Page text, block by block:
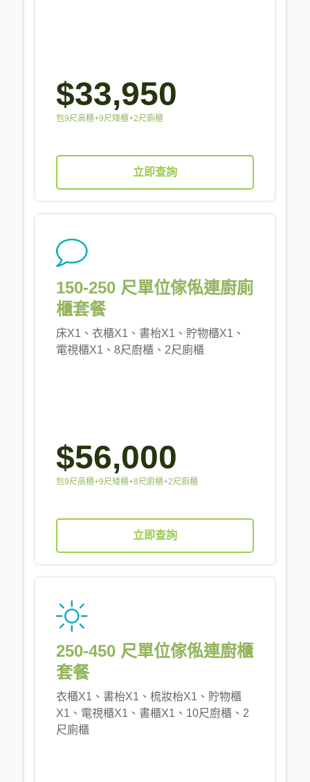
$33,950
包9尺高櫃+9尺矮櫃+2尺廁櫃
立即查詢
150-250 尺單位傢俬連廚廁
櫃套餐
床X1、衣櫃X1、書枱X1、貯物櫃X1、
電視櫃X1、8尺廚櫃、2尺廁櫃
$56,000
包9尺高櫃+9尺矮櫃+8尺廚櫃+2尺廁櫃
立即查詢
250-450 尺單位傢俬連廚櫃
套餐
衣櫃X1、書枱X1、梳妝枱X1、貯物櫃
X1、電視櫃X1、書櫃X1、10尺廚櫃、2
尺廁櫃